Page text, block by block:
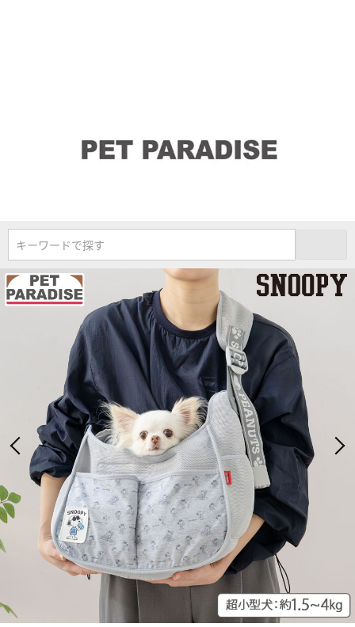
キーワードで探す